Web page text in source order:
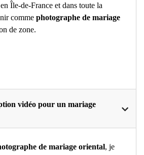
Île-de-France et dans toute la
comme photographe de mariage
de zone.
vidéo pour un mariage
de mariage oriental, je